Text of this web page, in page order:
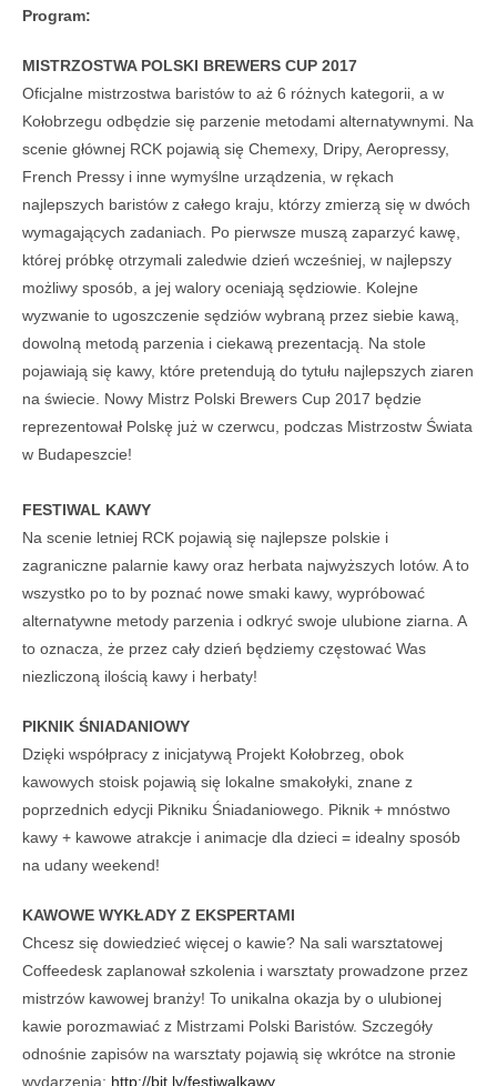
Program:
MISTRZOSTWA POLSKI BREWERS CUP 2017
Oficjalne mistrzostwa baristów to aż 6 różnych kategorii, a w
Kołobrzegu odbędzie się parzenie metodami alternatywnymi. Na
scenie głównej RCK pojawią się Chemexy, Dripy, Aeropressy,
French Pressy i inne wymyślne urządzenia, w rękach
najlepszych baristów z całego kraju, którzy zmierzą się w dwóch
wymagających zadaniach. Po pierwsze muszą zaparzyć kawę,
której próbkę otrzymali zaledwie dzień wcześniej, w najlepszy
możliwy sposób, a jej walory oceniają sędziowie. Kolejne
wyzwanie to ugoszczenie sędziów wybraną przez siebie kawą,
dowolną metodą parzenia i ciekawą prezentacją. Na stole
pojawiają się kawy, które pretendują do tytułu najlepszych ziaren
na świecie. Nowy Mistrz Polski Brewers Cup 2017 będzie
reprezentował Polskę już w czerwcu, podczas Mistrzostw Świata
w Budapeszcie!
FESTIWAL KAWY
Na scenie letniej RCK pojawią się najlepsze polskie i
zagraniczne palarnie kawy oraz herbata najwyższych lotów. A to
wszystko po to by poznać nowe smaki kawy, wypróbować
alternatywne metody parzenia i odkryć swoje ulubione ziarna. A
to oznacza, że przez cały dzień będziemy częstować Was
niezliczoną ilością kawy i herbaty!
PIKNIK ŚNIADANIOWY
Dzięki współpracy z inicjatywą Projekt Kołobrzeg, obok
kawowych stoisk pojawią się lokalne smakołyki, znane z
poprzednich edycji Pikniku Śniadaniowego. Piknik + mnóstwo
kawy + kawowe atrakcje i animacje dla dzieci = idealny sposób
na udany weekend!
KAWOWE WYKŁADY Z EKSPERTAMI
Chcesz się dowiedzieć więcej o kawie? Na sali warsztatowej
Coffeedesk zaplanował szkolenia i warsztaty prowadzone przez
mistrzów kawowej branży! To unikalna okazja by o ulubionej
kawie porozmawiać z Mistrzami Polski Baristów. Szczegóły
odnośnie zapisów na warsztaty pojawią się wkrótce na stronie
wydarzenia: http://bit.ly/festiwalkawy